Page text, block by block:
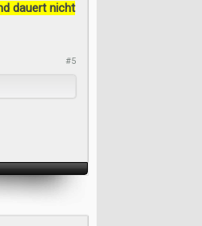
dauert nicht
#5